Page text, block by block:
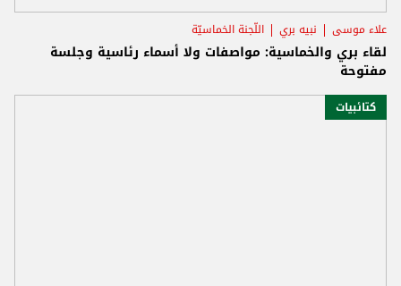
علاء موسى نبيه بري اللّجنة الخماسيّة
لقاء بري والخماسية: مواصفات ولا أسماء رئاسية وجلسة
مفتوحة
كتائبيات